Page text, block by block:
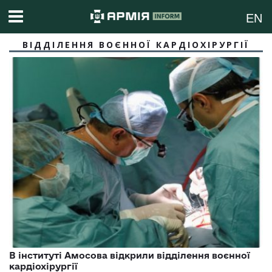
EN
ВІДДІЛЕННЯ ВОЄННОЇ КАРДІОХІРУРГІЇ
В інституті Амосова відкрили відділення воєнної
кардіохірургії